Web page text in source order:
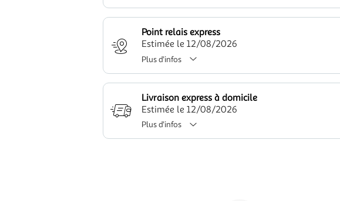
Point relais express
Estimée le 12/08/2026
Plus d'infos
Livraison express à domicile
Estimée le 12/08/2026
Plus d'infos